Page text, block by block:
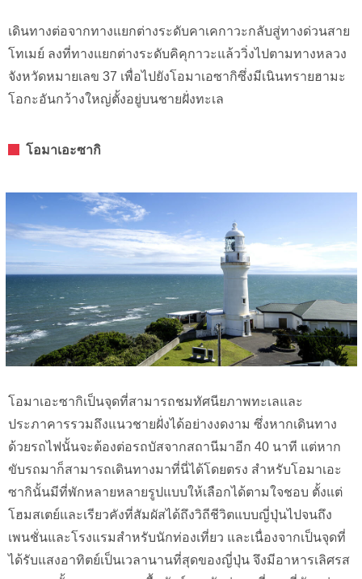
เดินทางต่อจากทางแยกต่างระดับคาเคกาวะกลับสู่ทางด่วนสาย
โทเมย์ ลงที่ทางแยกต่างระดับคิคุกาวะแล้ววิ่งไปตามทางหลวง
จังหวัดหมายเลข 37 เพื่อไปยังโอมาเอซากิซึ่งมีเนินทรายฮามะ
โอกะอันกว้างใหญ่ตั้งอยู่บนชายฝั่งทะเล
โอมาเอะซากิ
โอมาเอะซากิเป็นจุดที่สามารถชมทัศนียภาพทะเลและ
ประภาคารรวมถึงแนวชายฝั่งได้อย่างงดงาม ซึ่งหากเดินทาง
ด้วยรถไฟนั้นจะต้องต่อรถบัสจากสถานีมาอีก 40 นาที แต่หาก
ขับรถมาก็สามารถเดินทางมาที่นี่ได้โดยตรง สำหรับโอมาเอะ
ซากินั้นมีที่พักหลายหลายรูปแบบให้เลือกได้ตามใจชอบ ตั้งแต่
โฮมสเตย์และเรียวคังที่สัมผัสได้ถึงวิถีชีวิตแบบญี่ปุ่นไปจนถึง
เพนชั่นและโรงแรมสำหรับนักท่องเที่ยว และเนื่องจากเป็นจุดที่
ได้รับแสงอาทิตย์เป็นเวลานานที่สุดของญี่ปุ่น จึงมีอาหารเลิศรส